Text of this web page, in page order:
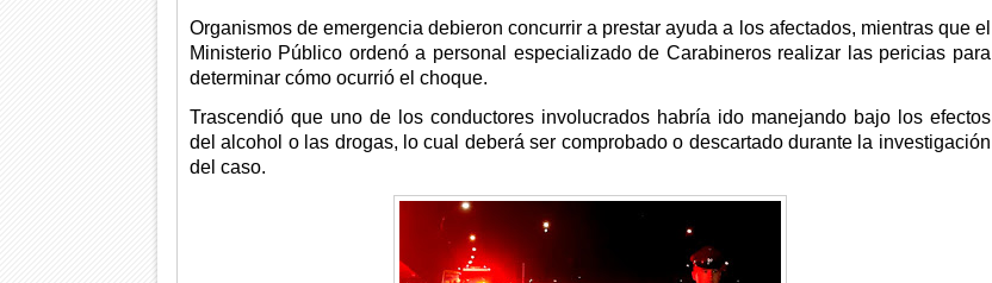
Organismos de emergencia debieron concurrir a prestar ayuda a los afectados, mientras que el
Ministerio Público ordenó a personal especializado de Carabineros realizar las pericias para
determinar cómo ocurrió el choque.
Trascendió que uno de los conductores involucrados habría ido manejando bajo los efectos
del alcohol o las drogas, lo cual deberá ser comprobado o descartado durante la investigación
del caso.